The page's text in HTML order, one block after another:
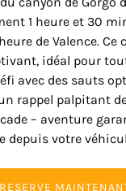
1 heure et 30
de Valence. Ce
idéal pour
avec des sauts
rappel palpitant
– aventure
depuis votre
RESERVE